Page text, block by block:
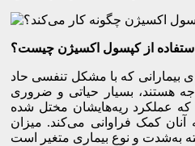
استفاده از کپسول اکسیژن چیست؟
بیمارانی که با مشکل تنفسی حاد
هستند، بسیار حیاتی و ضروری
که عملکرد ریه‌هایشان مختل شده
کمک فراوانی می‌کند. میزان